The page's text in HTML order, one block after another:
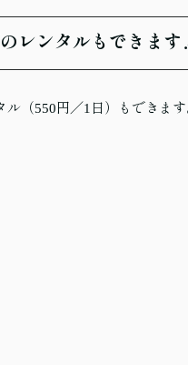
レンタルもできます
（550円／1日）もできます